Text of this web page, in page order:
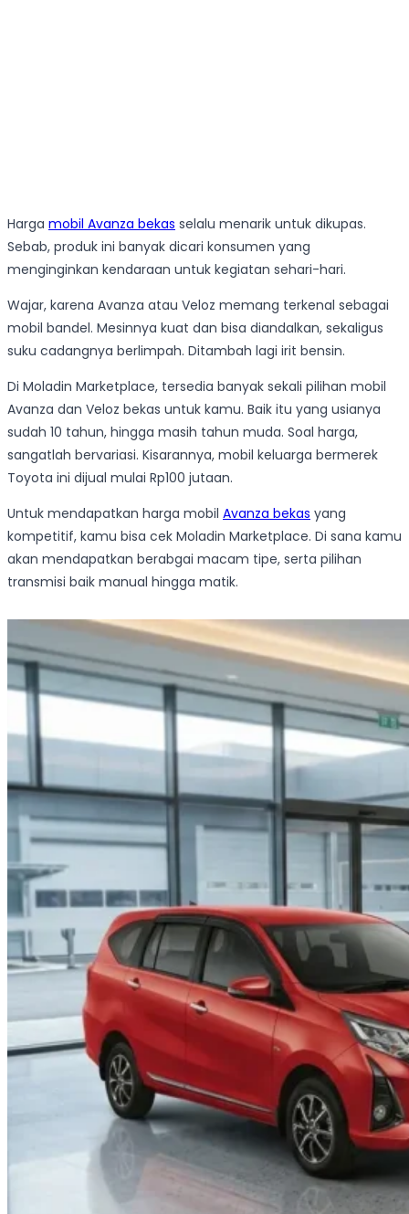
Harga mobil Avanza bekas selalu menarik untuk dikupas.
Sebab, produk ini banyak dicari konsumen yang
menginginkan kendaraan untuk kegiatan sehari-hari.
Wajar, karena Avanza atau Veloz memang terkenal sebagai
mobil bandel. Mesinnya kuat dan bisa diandalkan, sekaligus
suku cadangnya berlimpah. Ditambah lagi irit bensin.
Di Moladin Marketplace, tersedia banyak sekali pilihan mobil
Avanza dan Veloz bekas untuk kamu. Baik itu yang usianya
sudah 10 tahun, hingga masih tahun muda. Soal harga,
sangatlah bervariasi. Kisarannya, mobil keluarga bermerek
Toyota ini dijual mulai Rp100 jutaan.
Untuk mendapatkan harga mobil Avanza bekas yang
kompetitif, kamu bisa cek Moladin Marketplace. Di sana kamu
akan mendapatkan berabgai macam tipe, serta pilihan
transmisi baik manual hingga matik.